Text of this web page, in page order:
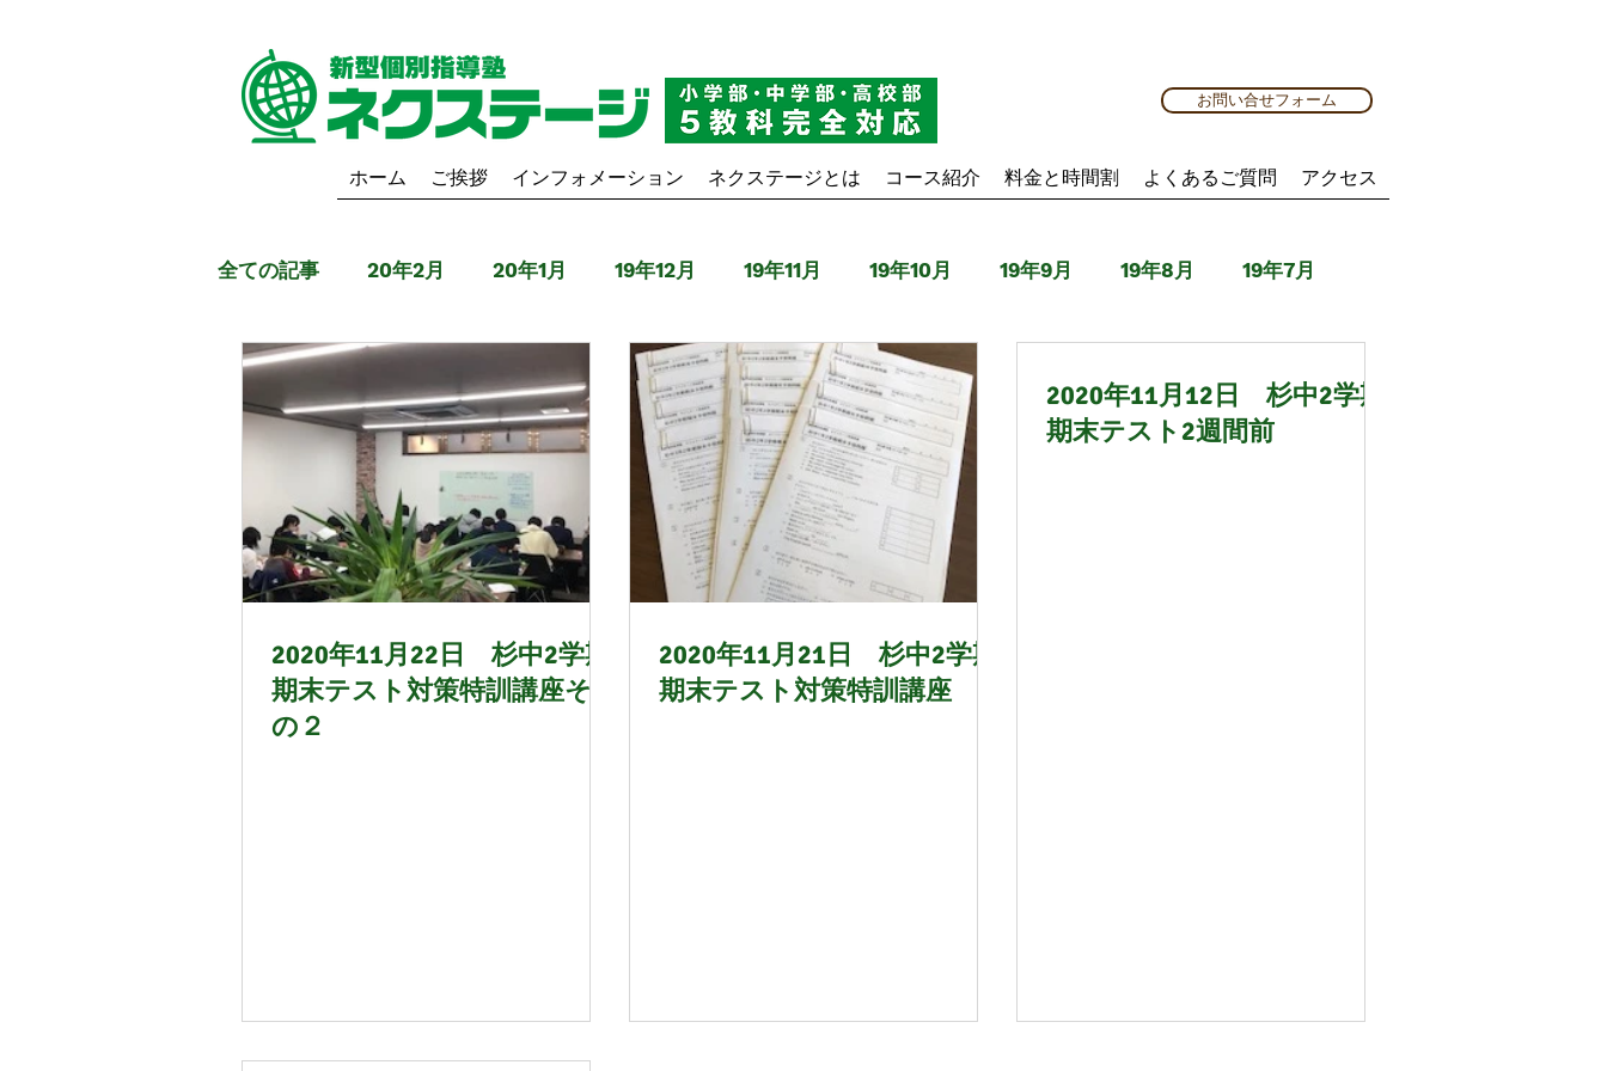
お問い合せフォーム
ホーム ご挨拶 インフォメーション ネクステージとは コース紹介 料金と時間割 よくあるご質問 アクセス
全ての記事 20年2月 20年1月 19年12月 19年11月 19年10月 19年9月 19年8月 19年7月
19年6月 20年3月 20年4月 20年5月
20年10月 20年11月 20年12月 21年1月 21年2月
21年6月 21年7月 21年8月 21年9月
2020年11月22日 杉中2学期
期末テスト対策特訓講座そ
の２
2020年11月21日 杉中2学期
期末テスト対策特訓講座
2020年11月12日 杉中2学期
期末テスト2週間前